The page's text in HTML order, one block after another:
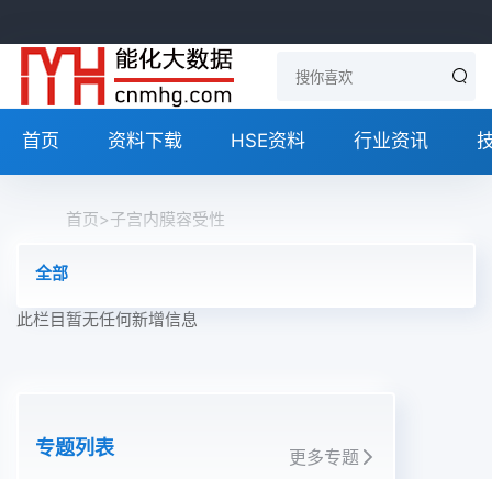
首页 资料下载 HSE资料 行业资讯
首页>子宫内膜容受性
全部
此栏目暂无任何新增信息
专题列表 更多专题